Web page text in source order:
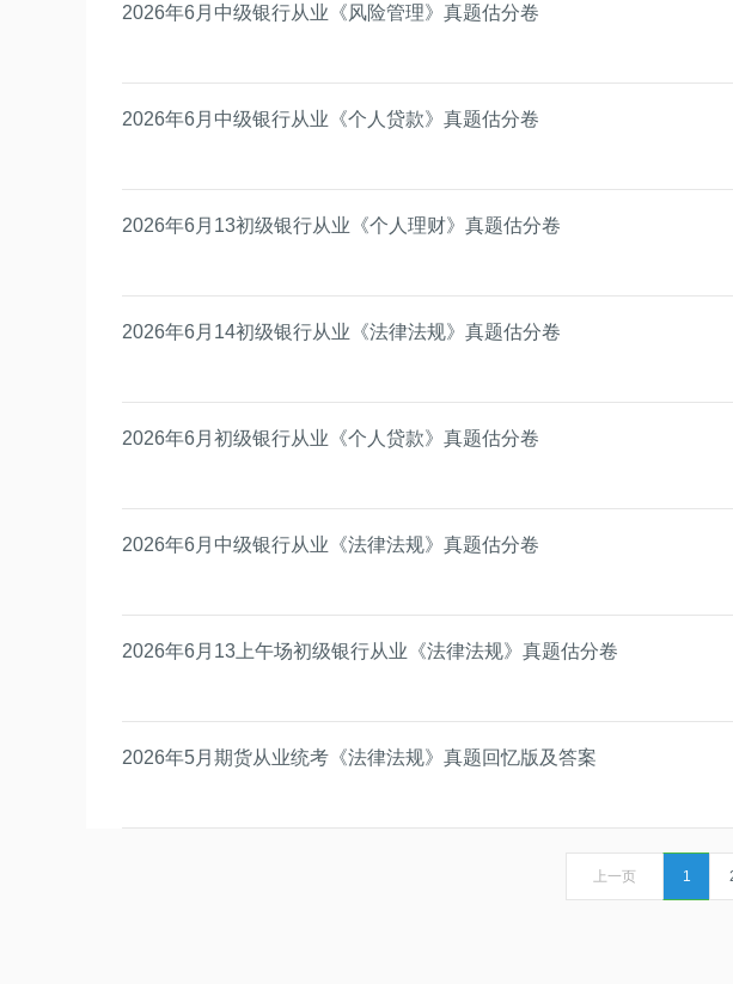
2026年6月中级银行从业《风险管理》真题估分卷
2026年6月中级银行从业《个人贷款》真题估分卷
2026年6月13初级银行从业《个人理财》真题估分卷
2026年6月14初级银行从业《法律法规》真题估分卷
2026年6月初级银行从业《个人贷款》真题估分卷
2026年6月中级银行从业《法律法规》真题估分卷
2026年6月13上午场初级银行从业《法律法规》真题估分卷
2026年5月期货从业统考《法律法规》真题回忆版及答案
上一页 1